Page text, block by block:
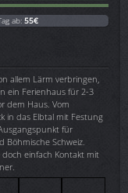
ab: 55€
allem Lärm verbringen,
ein Ferienhaus für 2-3
dem Haus. Vom
in das Elbtal mit Festung
für
Schweiz.
einfach Kontakt mit